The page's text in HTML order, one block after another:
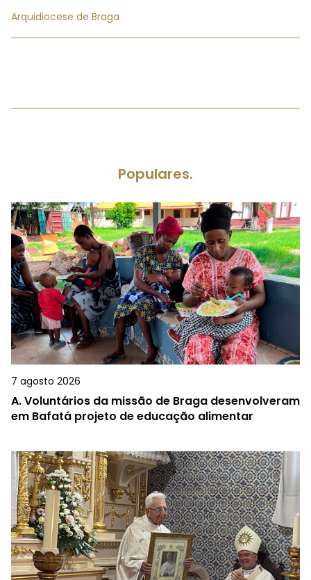
Arquidiocese de Braga
Populares.
7 agosto 2026
A.Voluntários da missão de Braga desenvolveram
em Bafatá projeto de educação alimentar